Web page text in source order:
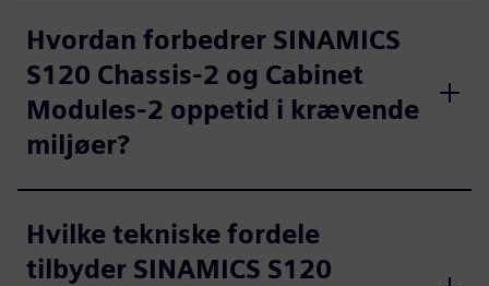
Hvordan forbedrer SINAMICS
S120 Chassis-2 og Cabinet
Modules-2 oppetid i krævende
miljøer?
Hvilke tekniske fordele
tilbyder SINAMICS S120